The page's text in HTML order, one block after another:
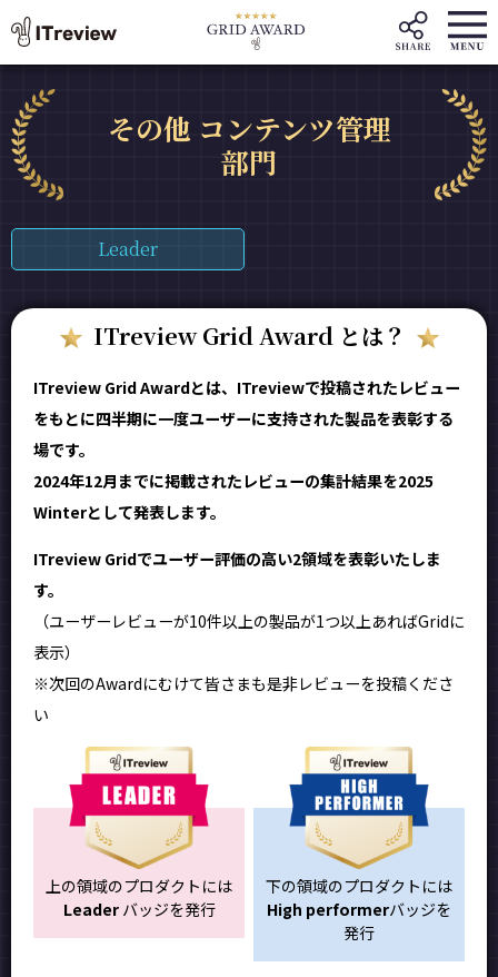
その他 コンテンツ管理
部門
Leader
ITreview Grid Award とは？
ITreview Grid Awardとは、ITreviewで投稿されたレビュー
をもとに四半期に一度ユーザーに支持された製品を表彰する
場です。
2024年12月までに掲載されたレビューの集計結果を2025
Winterとして発表します。
ITreview Gridでユーザー評価の高い2領域を表彰いたしま
す。
（ユーザーレビューが10件以上の製品が1つ以上あればGridに
表示）
※次回のAwardにむけて皆さまも是非レビューを投稿くださ
い
上の領域のプロダクトには
Leaderバッジを発行
下の領域のプロダクトには
High performerバッジを
発行